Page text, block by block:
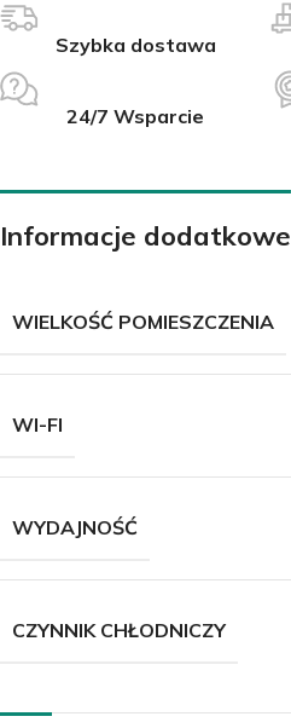
Szybka dostawa
24/7 Wsparcie
Informacje dodatkowe
WIELKOŚĆ POMIESZCZENIA
WI-FI
WYDAJNOŚĆ
CZYNNIK CHŁODNICZY